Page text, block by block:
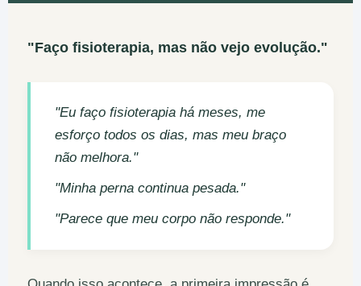
"Faço fisioterapia, mas não vejo evolução."
"Eu faço fisioterapia há meses, me
esforço todos os dias, mas meu braço
não melhora."
"Minha perna continua pesada."
"Parece que meu corpo não responde."